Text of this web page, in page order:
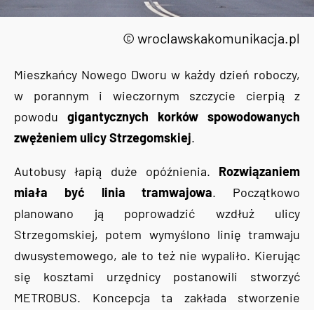
© wroclawskakomunikacja.pl
Mieszkańcy Nowego Dworu w każdy dzień roboczy,
w porannym i wieczornym szczycie cierpią z
powodu gigantycznych korków spowodowanych
zwężeniem ulicy Strzegomskiej.
Autobusy łapią duże opóźnienia. Rozwiązaniem
miała być linia tramwajowa. Początkowo
planowano ją poprowadzić wzdłuż ulicy
Strzegomskiej, potem wymyślono linię tramwaju
dwusystemowego, ale to też nie wypaliło. Kierując
się kosztami urzędnicy postanowili stworzyć
METROBUS. Koncepcja ta zakłada stworzenie